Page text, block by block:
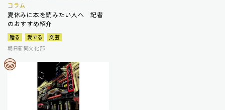
コラム
夏休みに本を読みたい人へ 記者
のおすすめ紹介
贈る 愛でる
文芸
朝日新聞文化部